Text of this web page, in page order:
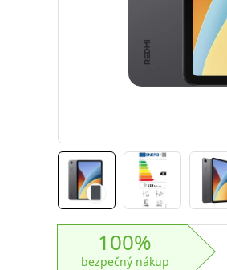
100%
bezpečný nákup